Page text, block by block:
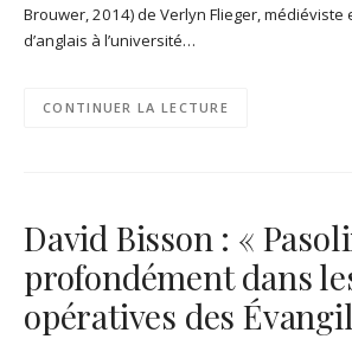
Brouwer, 2014) de Verlyn Flieger,
d’anglais à l’université…
CONTINUER LA LECTURE
David Bisson : «
profondément dans
opératives des